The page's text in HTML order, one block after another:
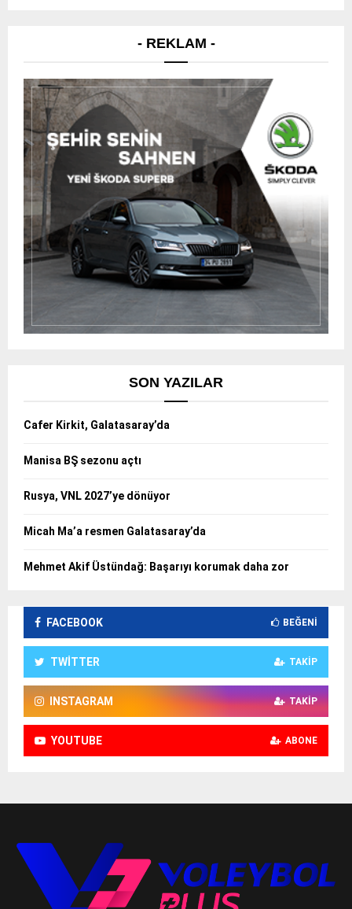
- REKLAM -
SON YAZILAR
Cafer Kirkit, Galatasaray’da
Manisa BŞ sezonu açtı
Rusya, VNL 2027’ye dönüyor
Micah Ma’a resmen Galatasaray’da
Mehmet Akif Üstündağ: Başarıyı korumak daha zor
FACEBOOK BEĞENI
TWITTER TAKIP
INSTAGRAM TAKIP
YOUTUBE ABONE